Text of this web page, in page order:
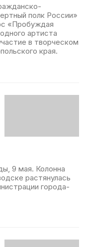
полк России»
«Пробуждая
артиста
в творческом
края.
9 мая. Колонна
растянулась
города-